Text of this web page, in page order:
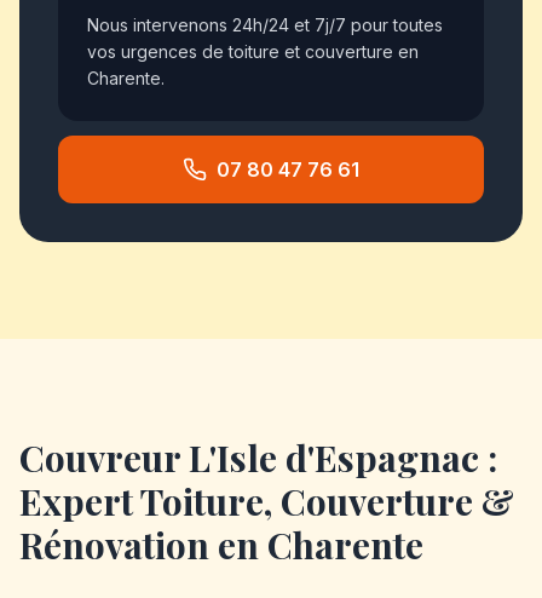
Nous intervenons 24h/24 et 7j/7 pour toutes
vos urgences de toiture et couverture en
Charente.
07 80 47 76 61
Couvreur L'Isle d'Espagnac :
Expert Toiture, Couverture &
Rénovation en Charente